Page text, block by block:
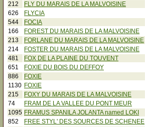
212
FLY DU MARAIS DE LA MALVOISINE
626
FLYCIA
544
FOCIA
166
FOREST DU MARAIS DE LA MALVOISINE
213
FORLANE DU MARAIS DE LA MALVOISINE
214
FOSTER DU MARAIS DE LA MALVOISINE
481
FOX DE LA PLAINE DU TOUVENT
651
FOXIE DU BOIS DU DEFFOY
886
FOXIE
1130 FOXIE
215
FOXY DU MARAIS DE LA MALVOISINE
74
FRAM DE LA VALLEE DU PONT MEUR
1095 FRAMUS SPANILA JOLANTA named LOKI
852
FREE STYL' DES SOURCES DE SCHENEE